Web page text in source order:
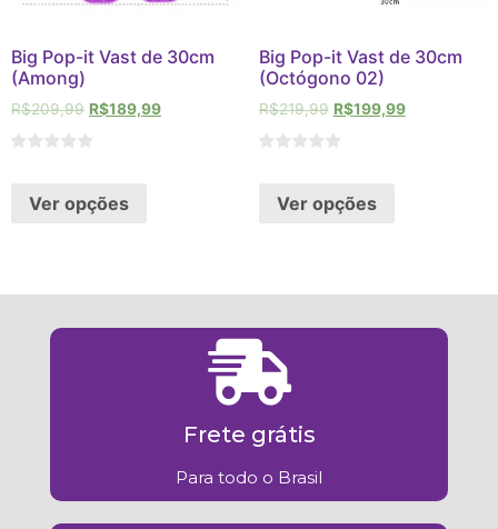
Big Pop-it Vast de 30cm
(Among)
R$209,99 R$189,99
Ver opções
Big Pop-it Vast de 30cm
(Octógono 02)
R$219,99 R$199,99
Ver opções
Frete grátis
Para todo o Brasil